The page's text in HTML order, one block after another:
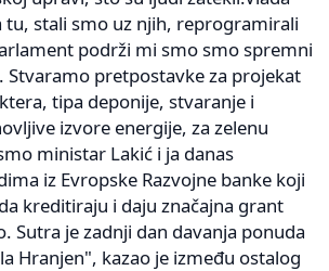
tu, stali smo uz njih, reprogramirali
podrži mi smo smo spremni
Stvaramo pretpostavke za projekat
tipa deponije, stvaranje i
izvore energije, za zelenu
ministar Lakić i ja danas
iz Evropske Razvojne banke koji
kreditiraju i daju značajna grant
Sutra je zadnji dan davanja ponuda
Hranjen", kazao je između ostalog